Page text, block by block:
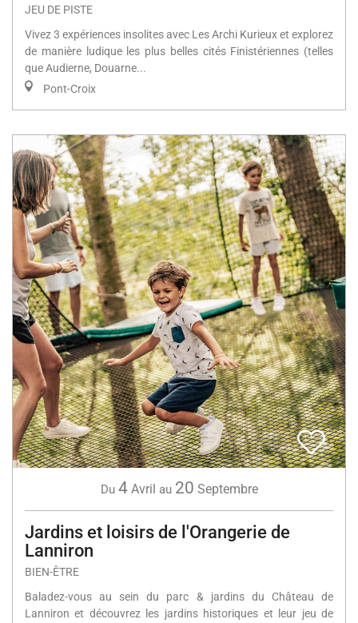
JEU DE PISTE
Vivez 3 expériences insolites avec Les Archi Kurieux et explorez
de manière ludique les plus belles cités Finistériennes (telles
que Audierne, Douarne...
Pont-Croix
Du 4 Avril au 20 Septembre
Jardins et loisirs de l'Orangerie de
Lanniron
BIEN-ÊTRE
Baladez-vous au sein du parc & jardins du Château de
Lanniron et découvrez les jardins historiques et leur jeu de